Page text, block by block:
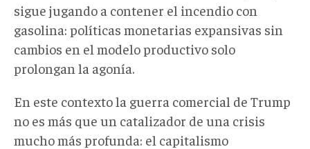
sigue jugando a contener el incendio con
gasolina: políticas monetarias expansivas sin
cambios en el modelo productivo solo
prolongan la agonía.
En este contexto la guerra comercial de Trump
no es más que un catalizador de una crisis
mucho más profunda: el capitalismo